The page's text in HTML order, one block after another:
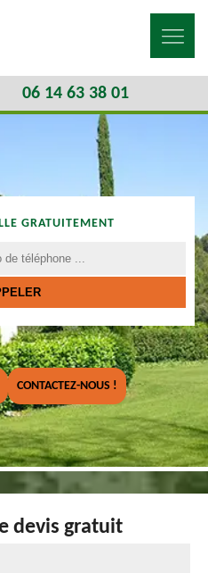
06 14 63 38 01
GRATUITEMENT
CONTACTEZ-NOUS !
devis gratuit